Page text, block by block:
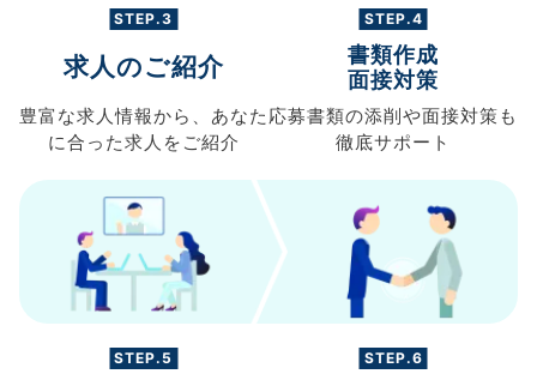
STEP.3
求人のご紹介
豊富な求人情報から、 あなた
に合った求人を ご紹介
STEP.4
書類作成
面接対策
応募書類の添削や面接対策も
徹底サポート
STEP.5 STEP.6